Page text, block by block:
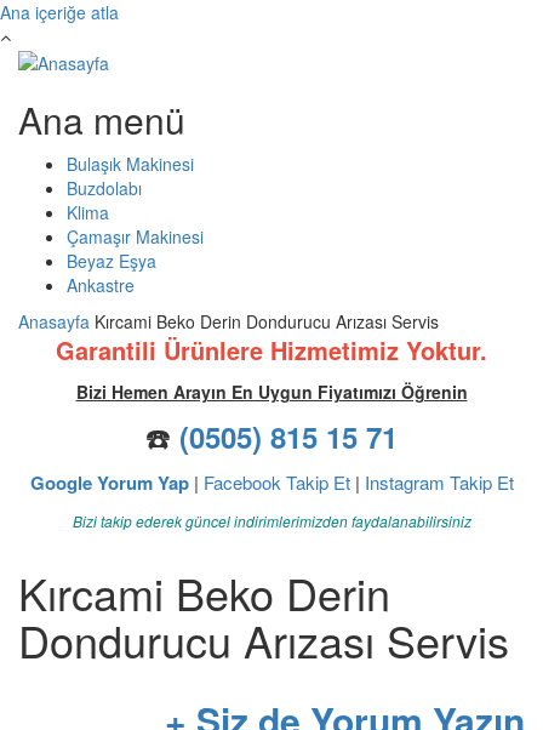
Ana içeriğe atla
Ana menü
Bulaşık Makinesi
Buzdolabı
Klima
Çamaşır Makinesi
Beyaz Eşya
Ankastre
Anasayfa Kırcami Beko Derin Dondurucu Arızası Servis
Garantili Ürünlere Hizmetimiz Yoktur.
Bizi Hemen Arayın En Uygun Fiyatımızı Öğrenin
☎️ (0505) 815 15 71
Google Yorum Yap| Facebook Takip Et| Instagram Takip Et
Bizi takip ederek güncel indirimlerimizden faydalanabilirsiniz
Kırcami Beko Derin
Dondurucu Arızası Servis